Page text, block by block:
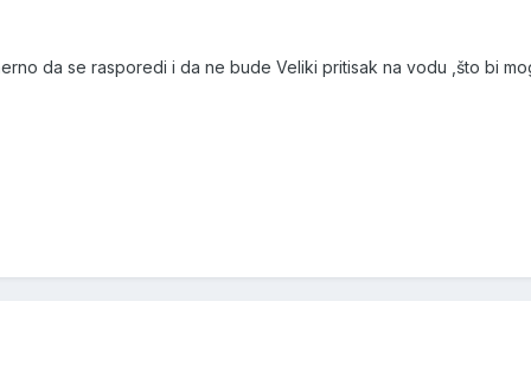
da se rasporedi i da ne bude Veliki pritisak na vodu ,što bi